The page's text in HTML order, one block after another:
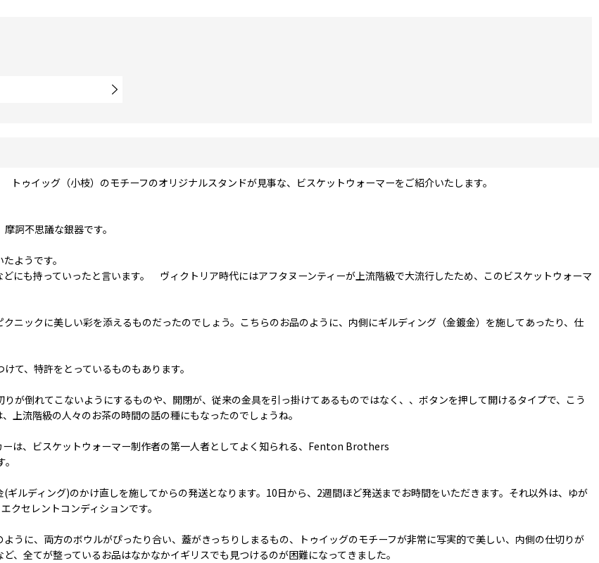
イッグ（小枝）のモチーフのオリジナルスタンドが見事な、ビスケットウォーマーをご紹介いたします。
訶不思議な銀器です。
ようです。
にも持っていったと言います。 ヴィクトリア時代にはアフタヌーンティーが上流階級で大流行したため、このビスケットウォーマ
ニックに美しい彩を添えるものだったのでしょう。こちらのお品のように、内側にギルディング（金鍍金）を施してあったり、仕
て、特許をとっているものもあります。
が倒れてこないようにするものや、開閉が、従来の金具を引っ掛けてあるものではなく、、ボタンを押して開けるタイプで、こう
流階級の人々のお茶の時間の話の種にもなったのでしょうね。
は、ビスケットウォーマー制作者の第一人者としてよく知られる、Fenton Brothers
ルディング)のかけ直しを施してからの発送となります。10日から、2週間ほど発送までお時間をいただきます。それ以外は、ゆが
クセレントコンディションです。
うに、両方のボウルがぴったり合い、蓋がきっちりしまるもの、トゥイッグのモチーフが非常に写実的で美しい、内側の仕切りが
全てが整っているお品はなかなかイギリスでも見つけるのが困難になってきました。